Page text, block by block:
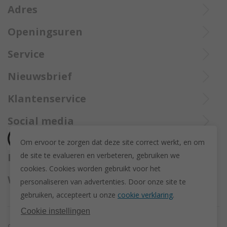
opgestuurd met Bpost.
Adres
Ieperstraat 3
057 33 34 61
info@juwelennevejan.be
Openingsuren
Di tot Zat : 10u tot 12u en 13u30 tot 18u
Service
Bel Trollbeadsonlineservice op
+32 057 33 34 61
of bereik ons viamail
Nieuwsbrief
Alles over nieuwe Trollbeadsproducten en acties te weten
(Max. 2 e-mails per maand.)
Klantenservice
Over ons
Herroeping
Retourneren en ruilen
Privacy policy
Algemene voorwaarden
Disclaimer
Actievoorwaarden - Trollbeads GWP Paashanger
Social media
Betaalmethodes
Wij versturen met
Om ervoor te zorgen dat deze site correct werkt, en om
de site te evalueren en verbeteren, gebruiken we
cookies. Cookies worden gebruikt voor het
personaliseren van advertenties. Door onze site te
gebruiken, accepteert u onze cookie verklaring.
Cookie instellingen